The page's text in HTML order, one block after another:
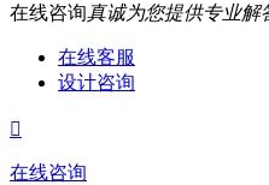
在线咨询真诚为您提供专业解
在线客服
设计咨询

在线咨询